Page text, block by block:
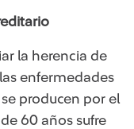
la herencia de
enfermedades
producen por el
60 años sufre